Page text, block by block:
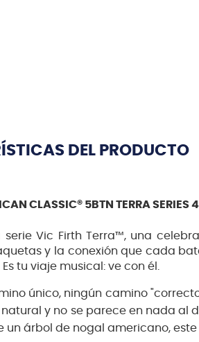
DEL PRODUCTO
CLASSIC® 5BTN TERRA SERIES
serie Vic Firth Terra™, una
y la conexión que cada
tu viaje musical: ve con él.
único, ningún camino
y no se parece en nada al
un árbol de nogal americano, este